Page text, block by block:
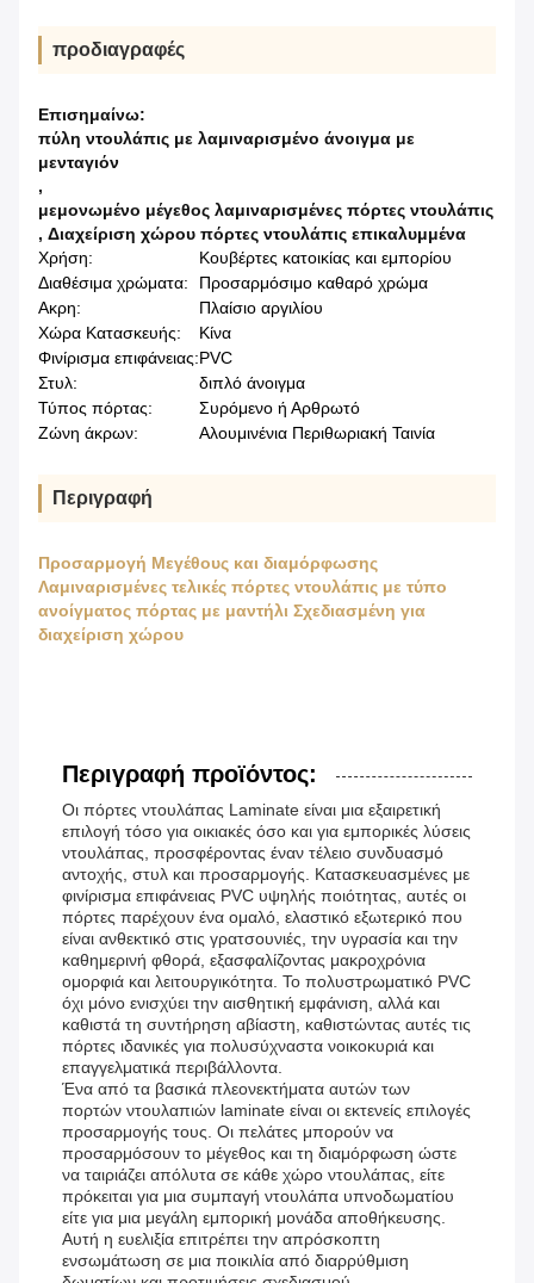
προδιαγραφές
Επισημαίνω:
πύλη ντουλάπις με λαμιναρισμένο άνοιγμα με
μενταγιόν
,
μεμονωμένο μέγεθος λαμιναρισμένες πόρτες ντουλάπις
, Διαχείριση χώρου πόρτες ντουλάπις επικαλυμμένα
Χρήση:
Κουβέρτες κατοικίας και εμπορίου
Διαθέσιμα χρώματα:
Προσαρμόσιμο καθαρό χρώμα
Ακρη:
Πλαίσιο αργιλίου
Χώρα Κατασκευής:
Κίνα
Φινίρισμα επιφάνειας:PVC
Στυλ:
διπλό άνοιγμα
Τύπος πόρτας:
Συρόμενο ή Αρθρωτό
Ζώνη άκρων:
Αλουμινένια Περιθωριακή Ταινία
Περιγραφή
Προσαρμογή Μεγέθους και διαμόρφωσης
Λαμιναρισμένες τελικές πόρτες ντουλάπις με τύπο
ανοίγματος πόρτας με μαντήλι Σχεδιασμένη για
διαχείριση χώρου
Περιγραφή προϊόντος:
Οι πόρτες ντουλάπας Laminate είναι μια εξαιρετική
επιλογή τόσο για οικιακές όσο και για εμπορικές λύσεις
ντουλάπας, προσφέροντας έναν τέλειο συνδυασμό
αντοχής, στυλ και προσαρμογής. Κατασκευασμένες με
φινίρισμα επιφάνειας PVC υψηλής ποιότητας, αυτές οι
πόρτες παρέχουν ένα ομαλό, ελαστικό εξωτερικό που
είναι ανθεκτικό στις γρατσουνιές, την υγρασία και την
καθημερινή φθορά, εξασφαλίζοντας μακροχρόνια
ομορφιά και λειτουργικότητα. Το πολυστρωματικό PVC
όχι μόνο ενισχύει την αισθητική εμφάνιση, αλλά και
καθιστά τη συντήρηση αβίαστη, καθιστώντας αυτές τις
πόρτες ιδανικές για πολυσύχναστα νοικοκυριά και
επαγγελματικά περιβάλλοντα.
Ένα από τα βασικά πλεονεκτήματα αυτών των
πορτών ντουλαπιών laminate είναι οι εκτενείς επιλογές
προσαρμογής τους. Οι πελάτες μπορούν να
προσαρμόσουν το μέγεθος και τη διαμόρφωση ώστε
να ταιριάζει απόλυτα σε κάθε χώρο ντουλάπας, είτε
πρόκειται για μια συμπαγή ντουλάπα υπνοδωματίου
είτε για μια μεγάλη εμπορική μονάδα αποθήκευσης.
Αυτή η ευελιξία επιτρέπει την απρόσκοπτη
ενσωμάτωση σε μια ποικιλία από διαρρύθμιση